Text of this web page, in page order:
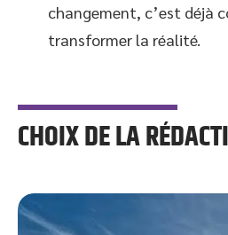
changement, c’est déjà
transformer la réalité.
CHOIX DE LA